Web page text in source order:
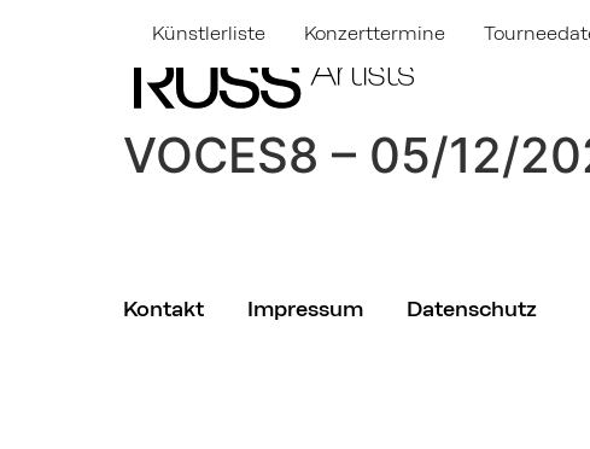
Künstlerliste Konzerttermine
VOCES8 – 05/12/
Kontakt Impressum Datenschutz